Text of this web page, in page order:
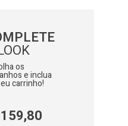
os
e inclua
carrinho!